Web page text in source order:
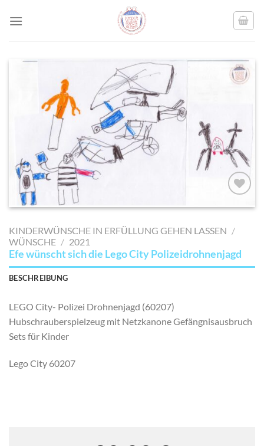
AUF MEINE
SETZEN
KINDERWÜNSCHE IN ERFÜLLUNG GEHEN LASSEN /
WÜNSCHE / 2021
Efe wünscht sich die Lego City Polizeidrohnenjagd
BESCHREIBUNG
LEGO City- Polizei Drohnenjagd (60207)
Hubschrauberspielzeug mit Netzkanone Gefängnisausbruch
Sets für Kinder
Lego City 60207